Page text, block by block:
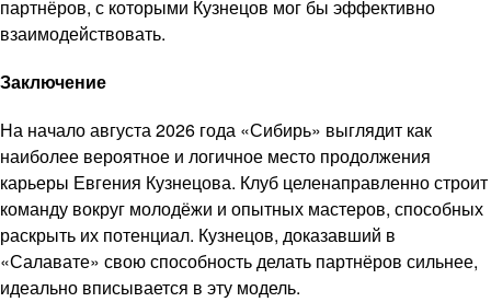
партнёров, с которыми Кузнецов мог бы эффективно
взаимодействовать.
Заключение
На начало августа 2026 года «Сибирь» выглядит как
наиболее вероятное и логичное место продолжения
карьеры Евгения Кузнецова. Клуб целенаправленно строит
команду вокруг молодёжи и опытных мастеров, способных
раскрыть их потенциал. Кузнецов, доказавший в
«Салавате» свою способность делать партнёров сильнее,
идеально вписывается в эту модель.